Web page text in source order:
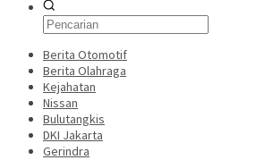
Berita Otomotif
Berita Olahraga
Kejahatan
Nissan
Bulutangkis
DKI Jakarta
Gerindra